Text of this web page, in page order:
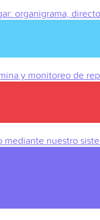
organigrama,
y monitoreo de
nuestro